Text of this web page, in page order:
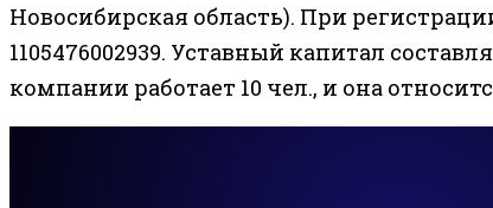
Новосибирская область). При
1105476002939. Уставный капитал
компании работает 10 чел., и она